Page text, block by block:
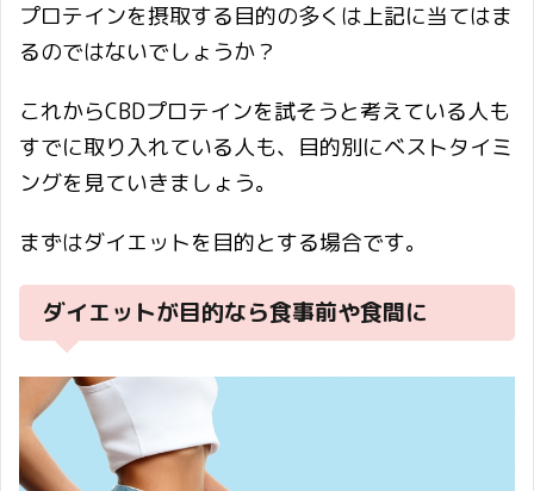
プロテインを摂取する目的の多くは上記に当てはま
るのではないでしょうか？
これからCBDプロテインを試そうと考えている人も
すでに取り入れている人も、目的別にベストタイミ
ングを見ていきましょう。
まずはダイエットを目的とする場合です。
ダイエットが目的なら食事前や食間に